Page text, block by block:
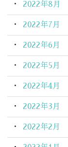
2022年8月
2022年7月
2022年6月
2022年5月
2022年4月
2022年3月
2022年2月